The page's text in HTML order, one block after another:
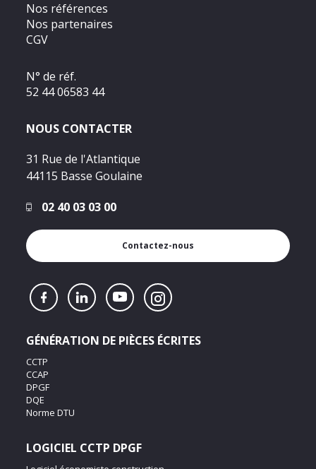
Nos références
Nos partenaires
CGV
N° de réf.
52 44 06583 44
NOUS CONTACTER
31 Rue de l'Atlantique
44115 Basse Goulaine
02 40 03 03 00
Contactez-nous
GÉNÉRATION DE PIÈCES ÉCRITES
CCTP
CCAP
DPGF
DQE
Norme DTU
LOGICIEL CCTP DPGF